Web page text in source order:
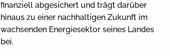
finanziell abgesichert und trägt darüber
hinaus zu einer nachhaltigen Zukunft im
wachsenden Energiesektor seines Landes
bei.